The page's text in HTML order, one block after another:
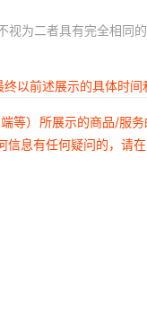
为二者具有完全相同的
以前述展示的具体时间
）所展示的商品/服
息有任何疑问的，